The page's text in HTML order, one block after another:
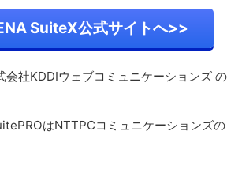
SuiteX公式サイトへ>>
会社KDDIウェブコミュニケーションズ の
はNTTPCコミュニケーションズの